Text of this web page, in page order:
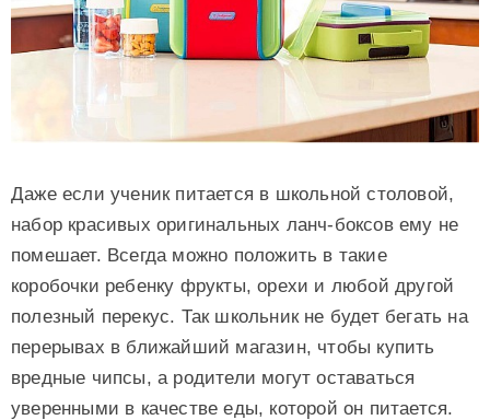
Даже если ученик питается в школьной столовой,
набор красивых оригинальных ланч-боксов ему не
помешает. Всегда можно положить в такие
коробочки ребенку фрукты, орехи и любой другой
полезный перекус. Так школьник не будет бегать на
перерывах в ближайший магазин, чтобы купить
вредные чипсы, а родители могут оставаться
уверенными в качестве еды, которой он питается.